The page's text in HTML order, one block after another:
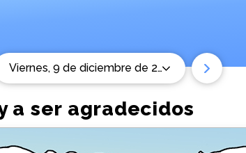
viernes, 9 de diciembre de 2022
a ser agradecidos